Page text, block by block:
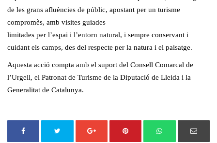
de les grans afluències de públic, apostant per un turisme
compromès, amb visites guiades
limitades per l’espai i l’entorn natural, i sempre conservant i
cuidant els camps, des del respecte per la natura i el paisatge.
Aquesta acció compta amb el suport del Consell Comarcal de
l’Urgell, el Patronat de Turisme de la Diputació de Lleida i la
Generalitat de Catalunya.